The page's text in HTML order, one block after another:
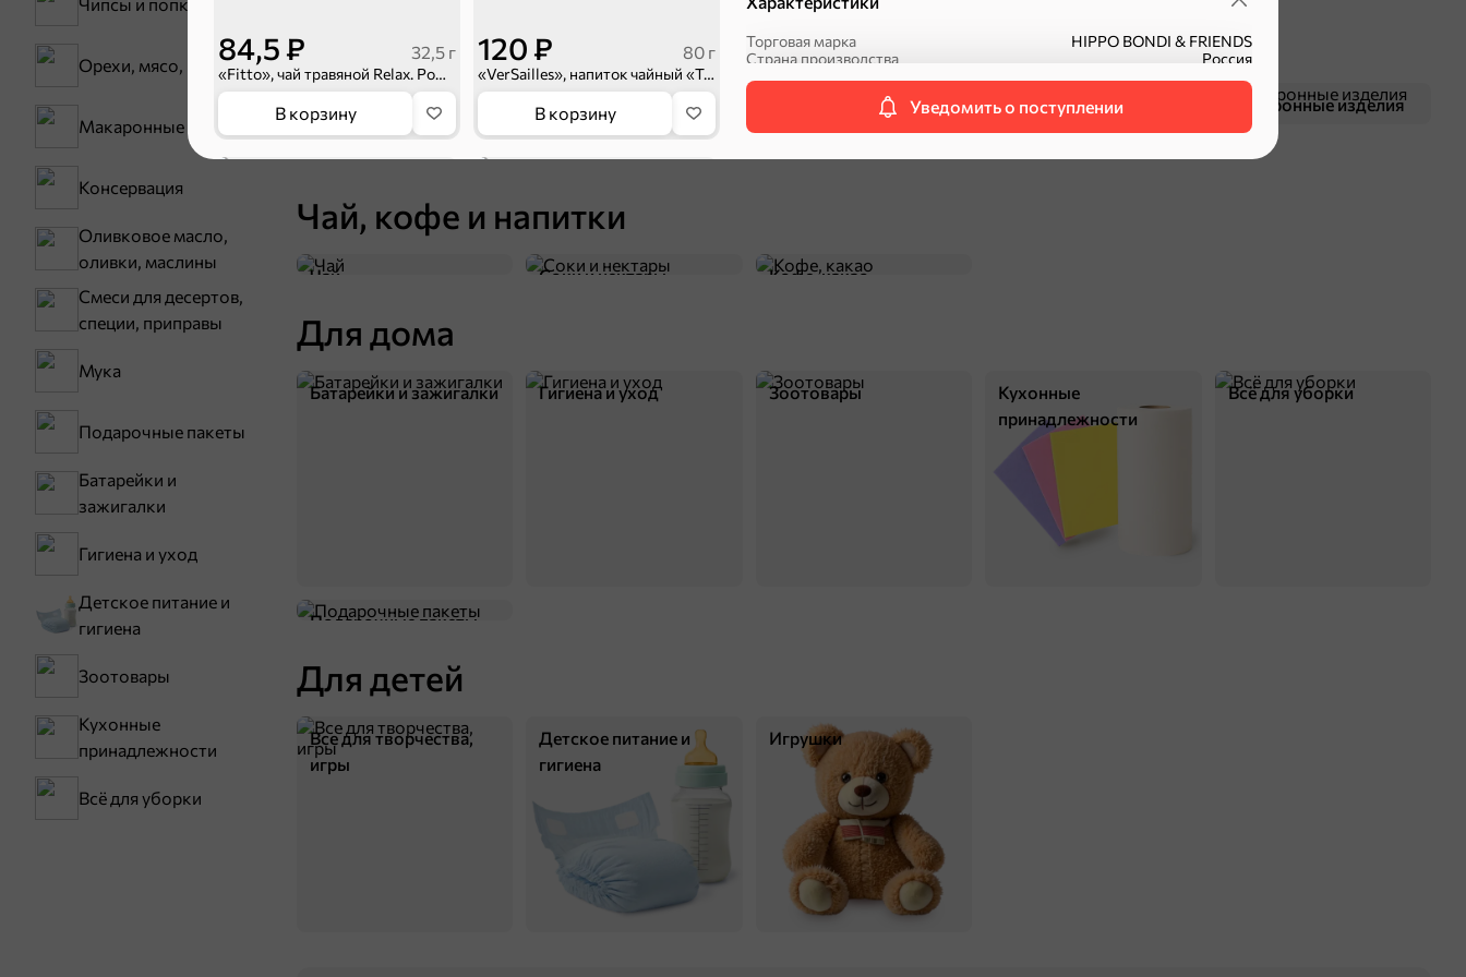
84,5 ₽ 32,5 г
«Fitto», чай травяной Relax. Ромашка, 25 пакетиков, 32,5 г
В корзину
120 ₽ 80 г
«VerSailles», напиток чайный «Tropical Fruits», 80 г
В корзину
59,8 ₽
256 ₽ 200 г
В корзину
Торговая марка
HIPPO BONDI & FRIENDS
Страна производства
Россия
Вес
25 г
Упаковка
коробка
Уведомить о поступлении
Орехи, мясо, рыба
Макаронные изделия
Консервация
Оливковое масло,
оливки, маслины
Смеси для десертов,
специи, приправы
Мука
Подарочные пакеты
Батарейки и
зажигалки
Гигиена и уход
Детское питание и
гигиена
Зоотовары
Кухонные
принадлежности
Всё для уборки
Бакалея
Соусы, кетчупы,
майонезы
Оливковое масло,
оливки, маслины
Смеси для десертов,
специи, приправы
Макаронные изделия
Сухие завтраки
Чай, кофе и напитки
Чай Соки и нектары Кофе, какао
Для дома
Батарейки и зажигалки Гигиена и уход Зоотовары
Кухонные
принадлежности
Всё для уборки
Подарочные пакеты
Для детей
Все для творчества,
игры
Детское питание и
гигиена
Игрушки